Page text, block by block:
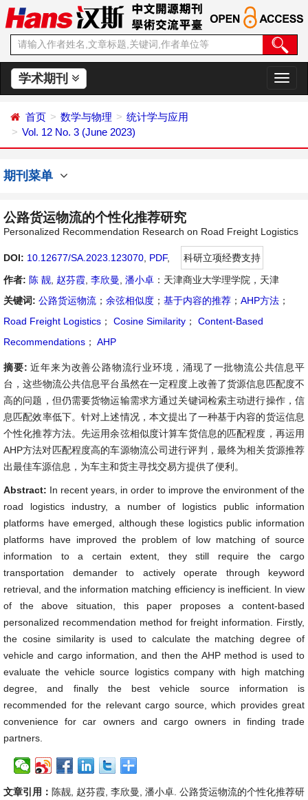
学术期刊
切
换
首页 数学与物理
统计学与应用
Vol. 12 No. 3 (June 2023)
期刊菜单
公路货运物流的个性化推荐研究
Personalized Recommendation Research on Road Freight Logistics
DOI: 10.12677/SA.2023.123070 PDF,
科研立项经费支持
作者: 陈 靓 赵芬霞 李欣曼 潘小卓 ：天津商业大学理学院，天津
关键词: 公路货运物流 ； 余弦相似度 ； 基于内容的推荐 ； AHP方法 ；
Road Freight Logistics ； Cosine Similarity ；
Content-Based
Recommendations ； AHP
摘要:近年来为改善公路物流行业环境，涌现了一批物流公共信息平
台，这些物流公共信息平台虽然在一定程度上改善了货源信息匹配度不
高的问题，但仍需要货物运输需求方通过关键词检索主动进行操作，信
息匹配效率低下。针对上述情况，本文提出了一种基于内容的货运信息
个性化推荐方法。先运用余弦相似度计算车货信息的匹配程度，再运用
AHP方法对匹配程度高的车源物流公司进行评判，最终为相关货源推荐
出最佳车源信息，为车主和货主寻找交易方提供了便利。
Abstract: In recent years, in order to improve the environment of the
road logistics industry, a number of logistics public information
platforms have emerged, although these logistics public information
platforms have improved the problem of low matching of source
information to a certain extent, they still require the cargo
transportation demander to actively operate through keyword
retrieval, and the information matching efficiency is inefficient. In view
of the above situation, this paper proposes a content-based
personalized recommendation method for freight information. Firstly,
the cosine similarity is used to calculate the matching degree of
vehicle and cargo information, and then the AHP method is used to
evaluate the vehicle source logistics company with high matching
degree, and finally the best vehicle source information is
recommended for the relevant cargo source, which provides great
convenience for car owners and cargo owners in finding trade
partners.
文章引用： 陈靓, 赵芬霞, 李欣曼, 潘小卓. 公路货运物流的个性化推荐研